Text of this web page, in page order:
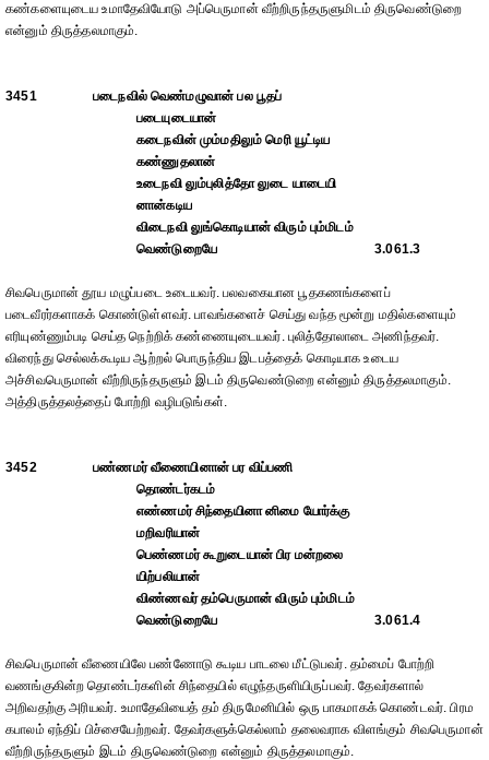
கண்களையுடைய உமாதேவியோடு அப்பெருமான் வீற்றிருந்தருளுமிடம் திருவெண்டுறை
என்னும் திருத்தலமாகும்.
3451
படைநவில் வெண்மழுவான் பல பூதப்
படையுடையான்
கடைநவின் மும்மதிலும் மெரி யூட்டிய
கண்ணுதலான்
உடைநவி லும்புலித்தோ லுடை யாடையி
னான்கடிய
விடைநவி லுங்கொடியான் விரும் பும்மிடம்
வெண்டுறையே
3.061.3
சிவபெருமான் தூய மழுப்படை உடையவர். பலவகையான பூதகணங்களைப்
படைவீரர்களாகக் கொண்டுள்ளவர். பாவங்களைச் செய்து வந்த மூன்று மதில்களையும்
எரியுண்ணும்படி செய்த நெற்றிக் கண்ணையுடையவர். புலித்தோலாடை அணிந்தவர்.
விரைந்து செல்லக்கூடிய ஆற்றல் பொருந்திய இடபத்தைக் கொடியாக உடைய
அச்சிவபெருமான் வீற்றிருந்தருளும் இடம் திருவெண்டுறை என்னும் திருத்தலமாகும்.
அத்திருத்தலத்தைப் போற்றி வழிபடுங்கள்.
3452
பண்ணமர் வீணையினான் பர விப்பணி
தொண்டர்கடம்
எண்ணமர் சிந்தையினா னிமை யோர்க்கு
மறிவரியான்
பெண்ணமர் கூறுடையான் பிர மன்றலை
யிற்பலியான்
விண்ணவர் தம்பெருமான் விரும் பும்மிடம்
வெண்டுறையே
3.061.4
சிவபெருமான் வீணையிலே பண்ணோடு கூடிய பாடலை மீட்டுபவர். தம்மைப் போற்றி
வணங்குகின்ற தொண்டர்களின் சிந்தையில் எழுந்தருளியிருப்பவர். தேவர்களால்
அறிவதற்கு அரியவர். உமாதேவியைத் தம் திருமேனியில் ஒரு பாகமாகக் கொண்டவர். பிரம
கபாலம் ஏந்திப் பிச்சையேற்றவர். தேவர்களுக்கெல்லாம் தலைவராக விளங்கும் சிவபெருமான்
வீற்றிருந்தருளும் இடம் திருவெண்டுறை என்னும் திருத்தலமாகும்.